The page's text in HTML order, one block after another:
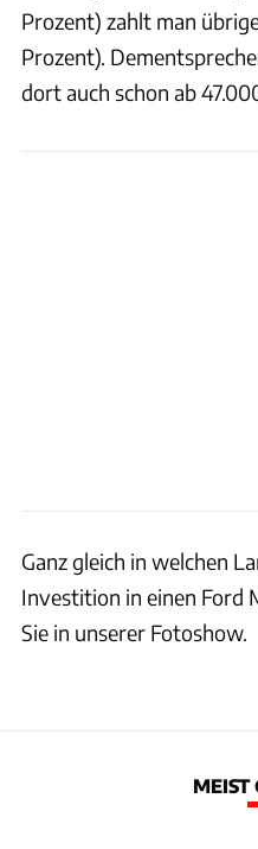
Prozent) zahlt man
Prozent).
dort auch schon ab
Ganz gleich in welchen
Investition in einen Ford
Sie in unserer Fotoshow.
MEIST